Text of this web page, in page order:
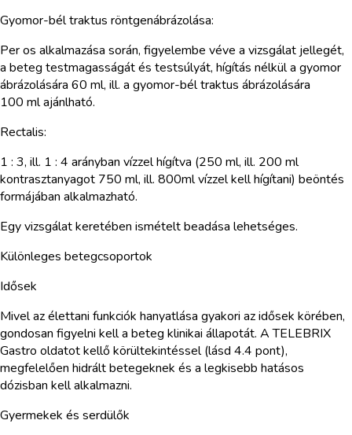
Gyomor-bél traktus röntgenábrázolása:
Per os alkalmazása során, figyelembe véve a vizsgálat jellegét,
a beteg testmagasságát és testsúlyát, hígítás nélkül a gyomor
ábrázolására 60 ml, ill. a gyomor-bél traktus ábrázolására
100 ml ajánlható.
Rectalis:
1 : 3, ill. 1 : 4 arányban vízzel hígítva (250 ml, ill. 200 ml
kontrasztanyagot 750 ml, ill. 800ml vízzel kell hígítani) beöntés
formájában alkalmazható.
Egy vizsgálat keretében ismételt beadása lehetséges.
Különleges betegcsoportok
Idősek
Mivel az élettani funkciók hanyatlása gyakori az idősek körében,
gondosan figyelni kell a beteg klinikai állapotát. A TELEBRIX
Gastro oldatot kellő körültekintéssel (lásd 4.4 pont),
megfelelően hidrált betegeknek és a legkisebb hatásos
dózisban kell alkalmazni.
Gyermekek és serdülők